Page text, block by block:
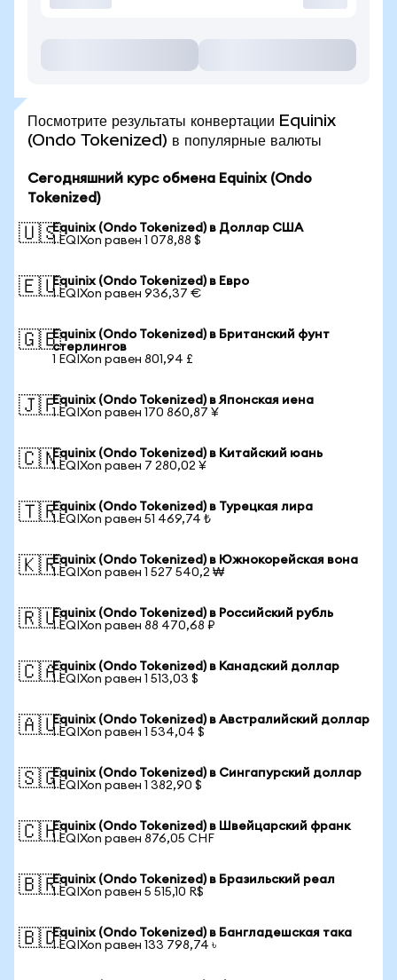
Посмотрите результаты конвертации Equinix
(Ondo Tokenized) в популярные валюты
Сегодняшний курс обмена Equinix (Ondo
Tokenized)
🇺🇸Equinix (Ondo Tokenized) в Доллар США
1 EQIXon равен 1 078,88 $
🇪🇺Equinix (Ondo Tokenized) в Евро
1 EQIXon равен 936,37 €
🇬🇧Equinix (Ondo Tokenized) в Британский фунт
стерлингов
1 EQIXon равен 801,94 £
🇯🇵Equinix (Ondo Tokenized) в Японская иена
1 EQIXon равен 170 860,87 ¥
🇨🇳Equinix (Ondo Tokenized) в Китайский юань
1 EQIXon равен 7 280,02 ¥
🇹🇷Equinix (Ondo Tokenized) в Турецкая лира
1 EQIXon равен 51 469,74 ₺
🇰🇷Equinix (Ondo Tokenized) в Южнокорейская вона
1 EQIXon равен 1 527 540,2 ₩
🇷🇺Equinix (Ondo Tokenized) в Российский рубль
1 EQIXon равен 88 470,68 ₽
🇨🇦Equinix (Ondo Tokenized) в Канадский доллар
1 EQIXon равен 1 513,03 $
🇦🇺Equinix (Ondo Tokenized) в Австралийский доллар
1 EQIXon равен 1 534,04 $
🇸🇬Equinix (Ondo Tokenized) в Сингапурский доллар
1 EQIXon равен 1 382,90 $
🇨🇭Equinix (Ondo Tokenized) в Швейцарский франк
1 EQIXon равен 876,05 CHF
🇧🇷Equinix (Ondo Tokenized) в Бразильский реал
1 EQIXon равен 5 515,10 R$
🇧🇩Equinix (Ondo Tokenized) в Бангладешская така
1 EQIXon равен 133 798,74 ৳